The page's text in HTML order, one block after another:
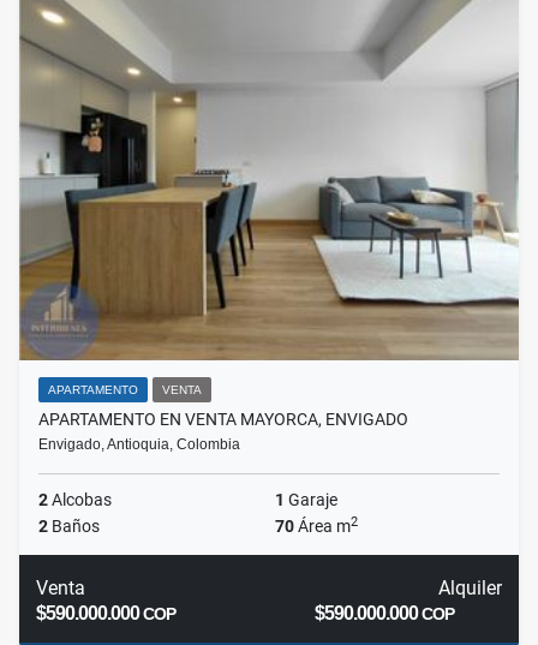
APARTAMENTO VENTA
APARTAMENTO EN VENTA MAYORCA, ENVIGADO
Envigado, Antioquia, Colombia
2Alcobas 1 Garaje
2 Baños 70Área m2
Venta
$590.000.000COP
Alquiler
$590.000.000COP